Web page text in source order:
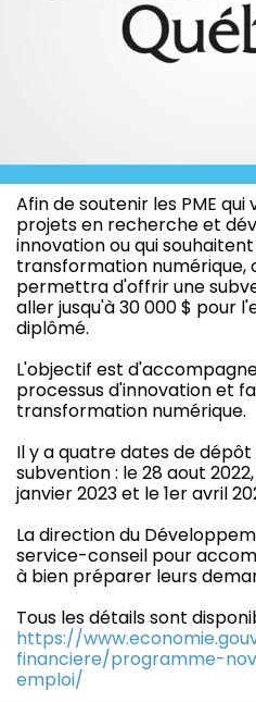
Afin de soutenir les PME
projets en recherche et
innovation ou qui
transformation numérique,
permettra d'offrir une
aller jusqu'à 30 000 $ pour
diplômé.
L'objectif est
processus d'innovation et
transformation numérique.
Il y a quatre dates de
subvention : le 28 aout
janvier 2023 et le 1er avril
La direction du
service-conseil pour
à bien préparer leurs
Tous les détails sont
https://
financiere/programme-
emploi/